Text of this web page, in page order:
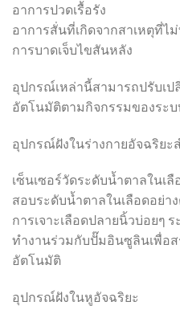
อาการปวดเรื้อรัง
อาการสั่นที่เกิดจากสาเหตุที่ไ
การบาดเจ็บไขสันหลัง
อุปกรณ์เหล่านี้สามารถปรับเ
อัตโนมัติตามกิจกรรมของระ
อุปกรณ์ฝังในร่างกายอัจฉริยะ
เซ็นเซอร์วัดระดับน้ำตาลในเ
สอบระดับน้ำตาลในเลือดอย่า
การเจาะเลือดปลายนิ้วบ่อยๆ
ทำงานร่วมกับปั๊มอินซูลินเพื่อ
อัตโนมัติ
อุปกรณ์ฝังในหูอัจฉริยะ